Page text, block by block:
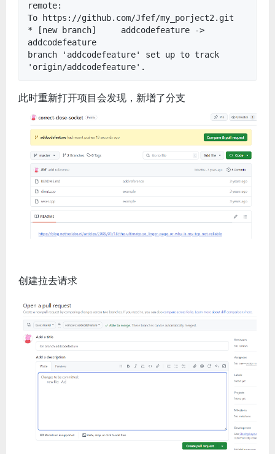
remote:
To https://github.com/Jfef/my_porject2.git
* [new branch] addcodefeature ->
addcodefeature
branch 'addcodefeature' set up to track
'origin/addcodefeature'.
此时重新打开项目会发现，新增了分支
创建拉去请求